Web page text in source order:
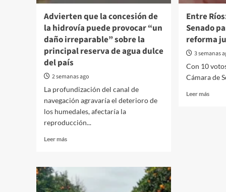
escuelas
Advierten que la concesión de
la hidrovía puede provocar “un
daño irreparable” sobre la
principal reserva de agua dulce
del país
2 semanas ago
La profundización del canal de
navegación agravaría el deterioro de
los humedales, afectaría la
reproducción...
Leer másRead
Advierten
que
la
Entre
Senado
reforma
3 semanas
Con 10
Cámara de
Leer másRead